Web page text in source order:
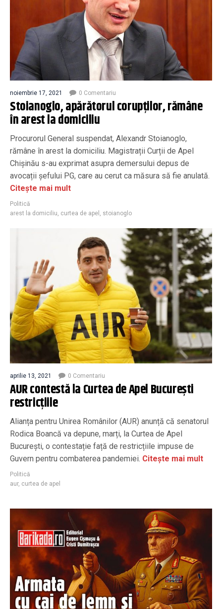
noiembrie 17, 2021 0 Comentariu
Stoianoglo, apărătorul corupților, rămâne
în arest la domiciliu
Procurorul General suspendat, Alexandr Stoianoglo,
rămâne în arest la domiciliu. Magistrații Curții de Apel
Chișinău s-au exprimat asupra demersului depus de
avocații șefului PG, care au cerut ca măsura să fie anulată.
Citește mai mult
Politică
arest la domiciliu, curtea de apel , stoianoglo
aprilie 13, 2021 0 Comentariu
AUR contestă la Curtea de Apel București
restricțiile
Alianța pentru Unirea Românilor (AUR) anunță că senatorul
Rodica Boancă va depune, marți, la Curtea de Apel
București, o contestație față de restricțiile impuse de
Guvern pentru combaterea pandemiei. Citește mai mult
Politică
aur, curtea de apel